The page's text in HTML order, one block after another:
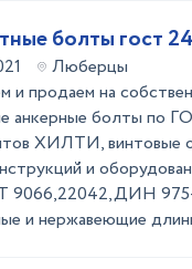
болты гост
Люберцы
и продаем на
анкерные болты по
ХИЛТИ, винтовые
и
9066,22042,ДИН 975-
и нержавеющие